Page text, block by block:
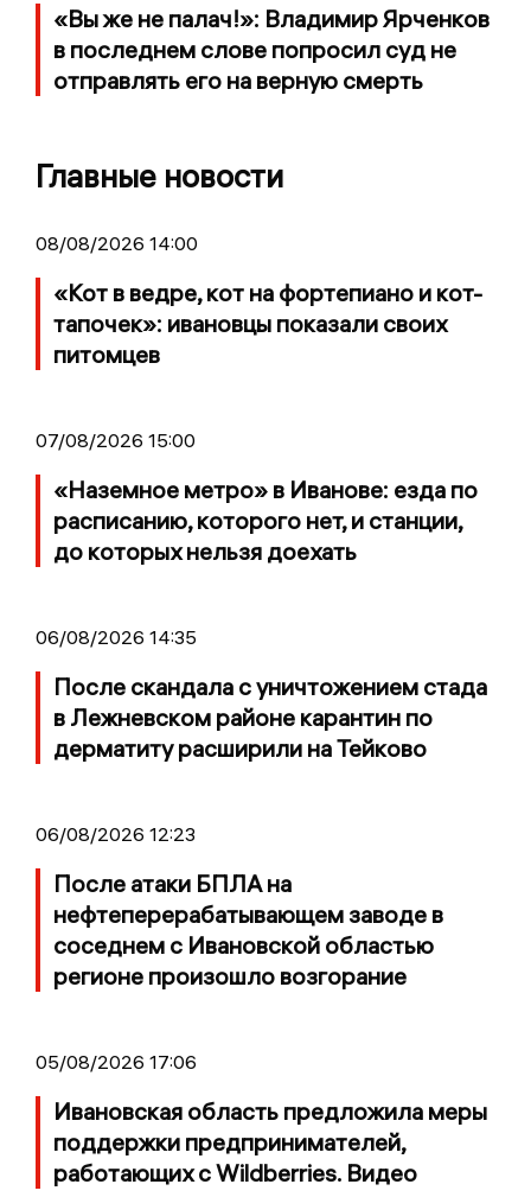
«Вы же не палач!»: Владимир Ярченков
в последнем слове попросил суд не
отправлять его на верную смерть
Главные новости
08/08/2026 14:00
«Кот в ведре, кот на фортепиано и кот-
тапочек»: ивановцы показали своих
питомцев
07/08/2026 15:00
«Наземное метро» в Иванове: езда по
расписанию, которого нет, и станции,
до которых нельзя доехать
06/08/2026 14:35
После скандала с уничтожением стада
в Лежневском районе карантин по
дерматиту расширили на Тейково
06/08/2026 12:23
После атаки БПЛА на
нефтеперерабатывающем заводе в
соседнем с Ивановской областью
регионе произошло возгорание
05/08/2026 17:06
Ивановская область предложила меры
поддержки предпринимателей,
работающих с Wildberries. Видео